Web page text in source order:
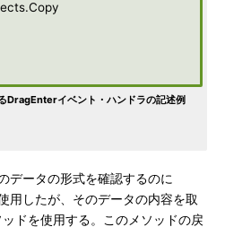
DragEnterイベント・ハンドラの記述例
データの形式を確認するのに
用したが、そのデータの内容を取
ドを使用する。このメソッドの戻